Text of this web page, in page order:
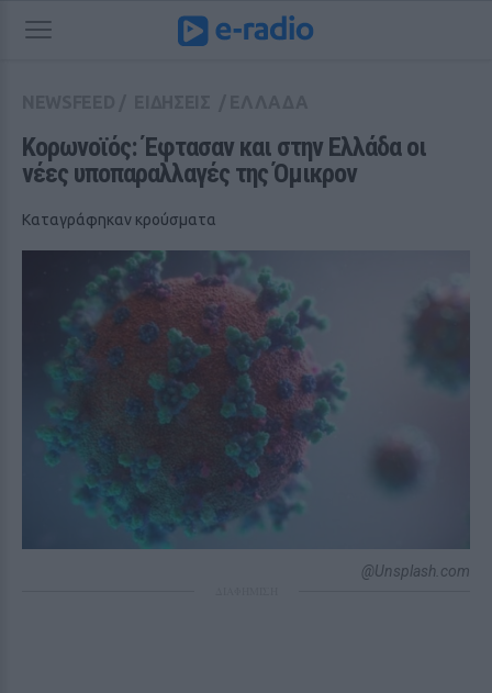
Κορωνοϊός: Έφτασαν και στην Ελλάδα οι
νέες υποπαραλλαγές της Όμικρον
Καταγράφηκαν κρούσματα
@Unsplash.com